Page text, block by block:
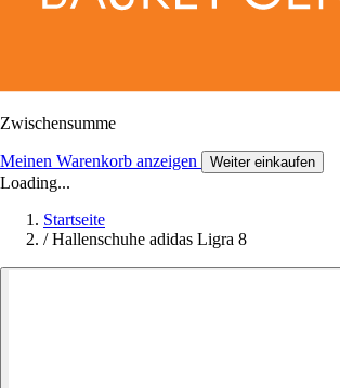
Zwischensumme
Meinen Warenkorb anzeigen Weiter einkaufen
Loading...
Startseite
/ Hallenschuhe adidas Ligra 8